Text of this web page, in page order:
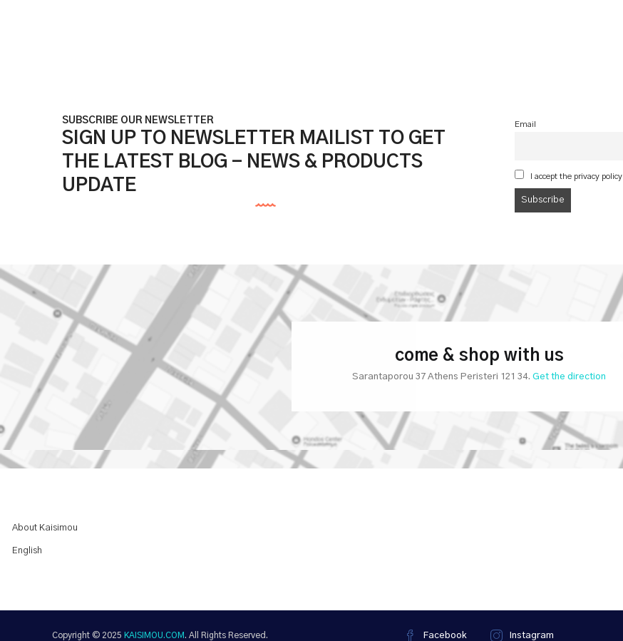
SUBSCRIBE OUR NEWSLETTER
SIGN UP TO NEWSLETTER MAILIST TO GET
THE LATEST BLOG - NEWS & PRODUCTS
UPDATE
Email
I accept the privacy policy
come & shop with us
Sarantaporou 37 Athens Peristeri 121 34. Get the direction
About Kaisimou
English
Copyright © 2025 KAISIMOU.COM. All Rights Reserved. Facebook Instagram